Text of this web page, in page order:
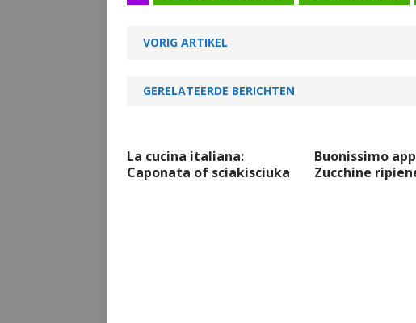
VORIG ARTIKEL
GERELATEERDE BERICHTEN
La cucina italiana:
Caponata of sciakisciuka
Buonissimo
Zucchine